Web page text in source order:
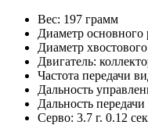
Вес: 197 грамм
Диаметр основного
Диаметр
Двигатель:
Частота передачи
Дальность
Дальность
Серво: 3.7 г. 0.12